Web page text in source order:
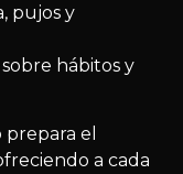
pujos y
hábitos y
el
a cada